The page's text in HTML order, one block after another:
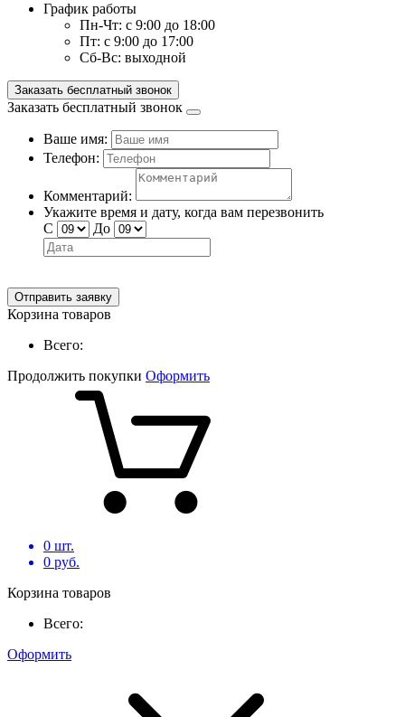
График работы
Пн-Чт: с 9:00 до 18:00
Пт: с 9:00 до 17:00
Сб-Вс: выходной
Заказать бесплатный звонок
Заказать бесплатный звонок
Ваше имя:
Телефон:
Комментарий:
Укажите время и дату, когда вам перезвонить
С
До
Отправить заявку
Корзина товаров
Всего:
Продолжить покупки Оформить
0 шт.
0 руб.
Корзина товаров
Всего:
Оформить